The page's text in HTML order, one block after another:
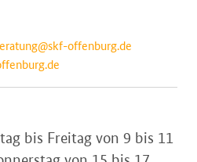
offenburg.de
bis Freitag von 9 bis 11